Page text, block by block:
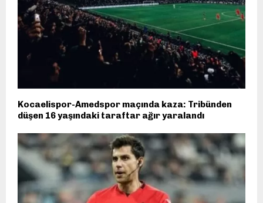
Kocaelispor-Amedspor maçında kaza: Tribünden
düşen 16 yaşındaki taraftar ağır yaralandı